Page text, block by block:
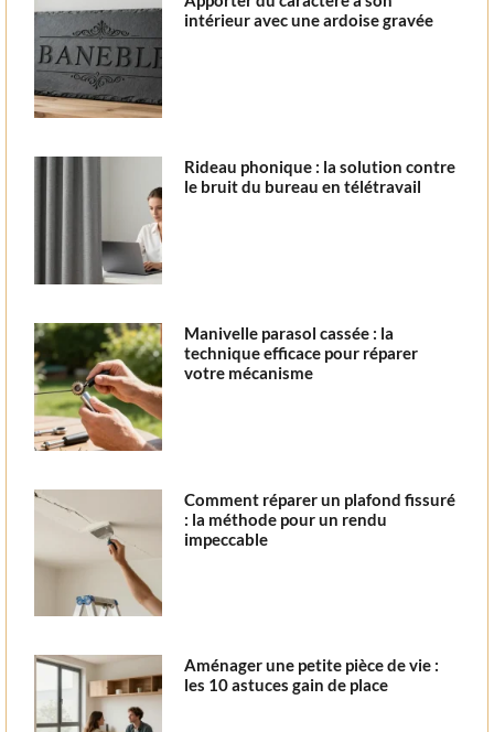
intérieur avec une ardoise gravée
Rideau phonique : la solution contre
le bruit du bureau en télétravail
Manivelle parasol cassée : la
technique efficace pour réparer
votre mécanisme
Comment réparer un plafond fissuré
: la méthode pour un rendu
impeccable
Aménager une petite pièce de vie :
les 10 astuces gain de place